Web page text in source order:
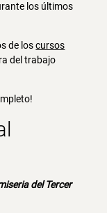
los últimos
de loscursos
del trabajo
del Tercer